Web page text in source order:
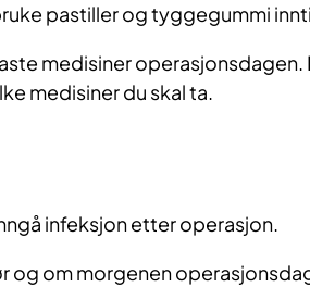
pastiller og tyggegummi
medisiner
medisiner du skal ta.
infeksjon etter operasjon.
og om morgenen